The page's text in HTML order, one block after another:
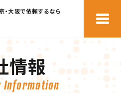
・大阪で依頼するなら
情報
Information